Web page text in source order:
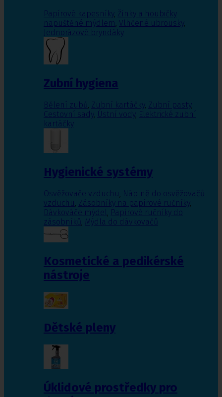
Papírové kapesníky, Žínky a houbičky
napuštěné mýdlem, Vlhčené ubrousky,
Jednorázové bryndáky
Zubní hygiena
Bělení zubů, Zubní kartáčky, Zubní pasty,
Cestovní sady, Ústní vody, Elektrické zubní
kartáčky
Hygienické systémy
Osvěžovače vzduchu, Náplně do osvěžovačů
vzduchu, Zásobníky na papírové ručníky,
Dávkováče mýdel, Papírové ručníky do
zásobníků, Mýdla do dávkovačů
Kosmetické a pedikérské
nástroje
Dětské pleny
Úklidové prostředky pro